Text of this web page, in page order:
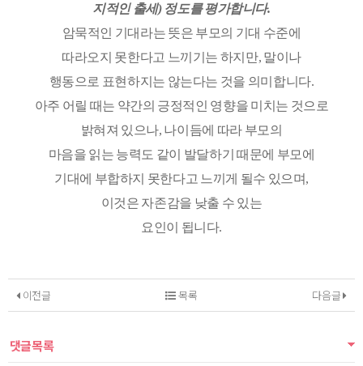
지적인 출세) 정도를 평가합니다.
암묵적인 기대라는 뜻은 부모의 기대 수준에
따라오지 못한다고 느끼기는 하지만, 말이나
행동으로 표현하지는 않는다는 것을 의미합니다.
아주 어릴 때는 약간의 긍정적인 영향을 미치는 것으로
밝혀져 있으나, 나이듬에 따라 부모의
마음을 읽는 능력도 같이 발달하기 때문에 부모에
기대에 부합하지 못한다고 느끼게 될수 있으며,
이것은 자존감을 낮출 수 있는
요인이 됩니다.
이전글 다음글
목록
댓글목록